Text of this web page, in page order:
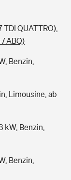
QUATTRO),
ABQ)
Benzin,
Limousine, ab
kW, Benzin,
Benzin,